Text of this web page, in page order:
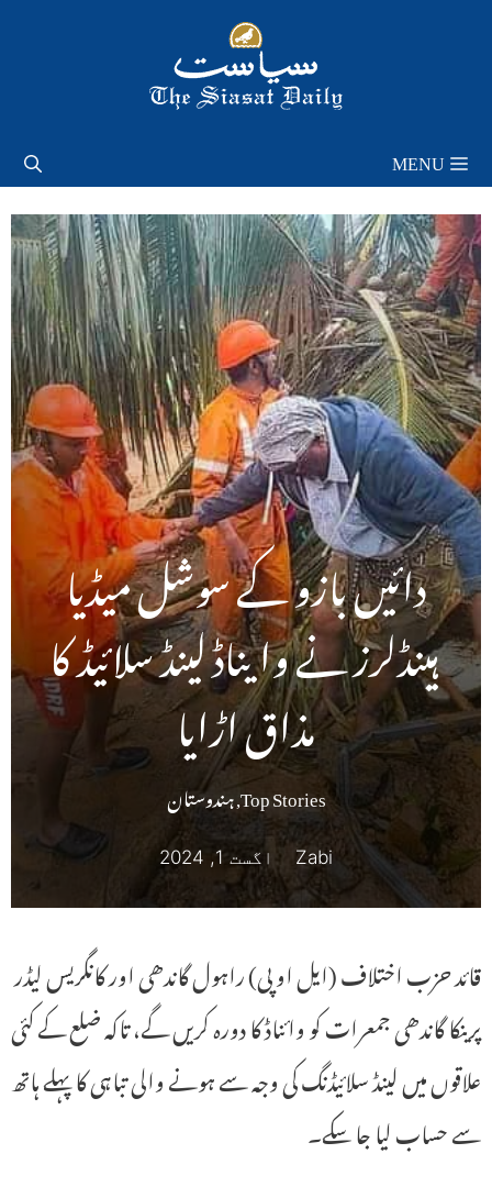
MENU
دائیں بازو کے سوشل میڈیا
ہینڈلرز نے وایناڈ لینڈ سلائیڈ کا
مذاق اڑایا
Top Stories
,ہندوستان
Zabi اگست 1, 2024
قائد حزب اختلاف (ایل او پی) راہول گاندھی اور کانگریس لیڈر
پرینکا گاندھی جمعرات کو وائناڈ کا دورہ کریں گے، تاکہ ضلع کے کئی
علاقوں میں لینڈ سلائیڈنگ کی وجہ سے ہونے والی تباہی کا پہلے ہاتھ
سے حساب لیا جا سکے۔